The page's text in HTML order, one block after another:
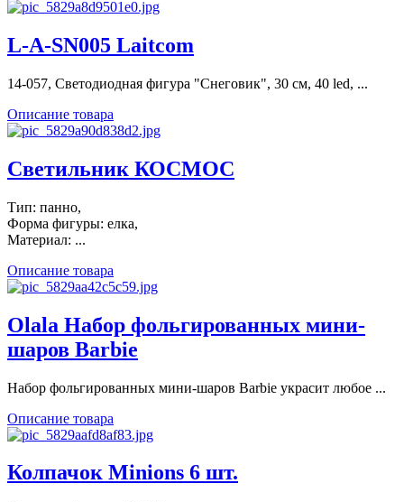
L-A-SN005 Laitcom
14-057, Светодиодная фигура "Снеговик", 30 см, 40 led, ...
Описание товара
Светильник КОСМОС
Тип: панно,
Форма фигуры: елка,
Материал: ...
Описание товара
Olala Набор фольгированных мини-
шаров Barbie
Набор фольгированных мини-шаров Barbie украсит любое ...
Описание товара
Колпачок Minions 6 шт.